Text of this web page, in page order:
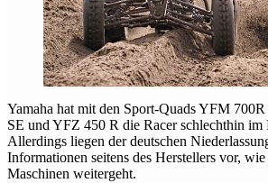
Yamaha hat mit den Sport-Quads YFM
SE und YFZ 450 R die Racer schlechthin im
Allerdings liegen der deutschen
Informationen seitens des Herstellers vor, wie
Maschinen weitergeht.